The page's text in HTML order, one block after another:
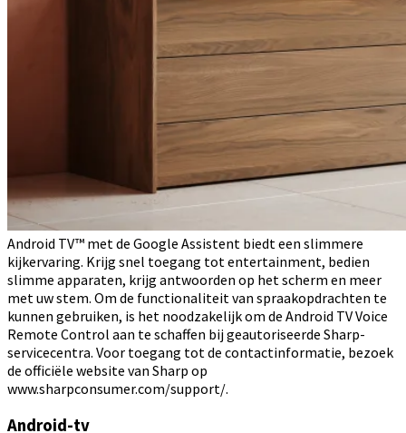
Android TV™ met de Google Assistent biedt een slimmere
kijkervaring. Krijg snel toegang tot entertainment, bedien
slimme apparaten, krijg antwoorden op het scherm en meer
met uw stem. Om de functionaliteit van spraakopdrachten te
kunnen gebruiken, is het noodzakelijk om de Android TV Voice
Remote Control aan te schaffen bij geautoriseerde Sharp-
servicecentra. Voor toegang tot de contactinformatie, bezoek
de officiële website van Sharp op
www.sharpconsumer.com/support/.
Android-tv